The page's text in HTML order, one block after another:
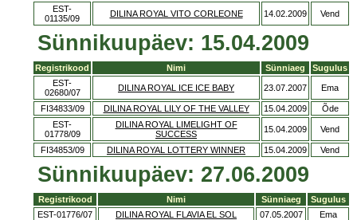
EST-
01135/09
DILINA ROYAL VITO CORLEONE 14.02.2009 Vend
Sünnikuupäev: 15.04.2009
Registrikood Nimi Sünniaeg
Sugulus
EST-
02680/07
DILINA ROYAL ICE ICE BABY 23.07.2007 Ema
FI34833/09 DILINA ROYAL LILY OF THE VALLEY 15.04.2009
Õde
EST-
01778/09
DILINA ROYAL LIMELIGHT OF
SUCCESS
15.04.2009 Vend
FI34853/09 DILINA ROYAL LOTTERY WINNER 15.04.2009 Vend
Sünnikuupäev: 27.06.2009
Registrikood Nimi Sünniaeg
Sugulus
EST-01776/07
DILINA ROYAL FLAVIA EL SOL 07.05.2007
Ema